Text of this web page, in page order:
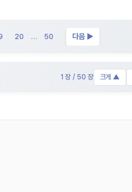
20 ... 50 다음 ▶
1 장 / 50 장 크게 ▲